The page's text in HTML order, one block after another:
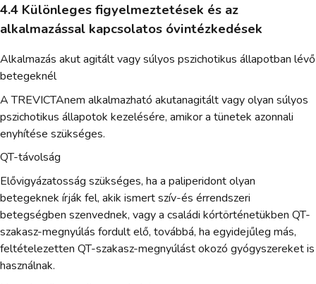
4.4 Különleges figyelmeztetések és az
alkalmazással kapcsolatos óvintézkedések
Alkalmazás akut agitált vagy súlyos pszichotikus állapotban lévő
betegeknél
A TREVICTAnem alkalmazható akutanagitált vagy olyan súlyos
pszichotikus állapotok kezelésére, amikor a tünetek azonnali
enyhítése szükséges.
QT-távolság
Elővigyázatosság szükséges, ha a paliperidont olyan
betegeknek írják fel, akik ismert szív-és érrendszeri
betegségben szenvednek, vagy a családi kórtörténetükben QT-
szakasz-megnyúlás fordult elő, továbbá, ha egyidejűleg más,
feltételezetten QT-szakasz-megnyúlást okozó gyógyszereket is
használnak.